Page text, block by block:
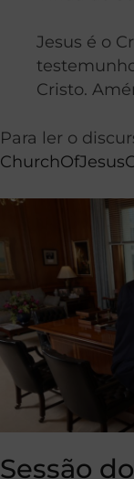
Jesus é o
Cristo.
Para ler o
Sessão